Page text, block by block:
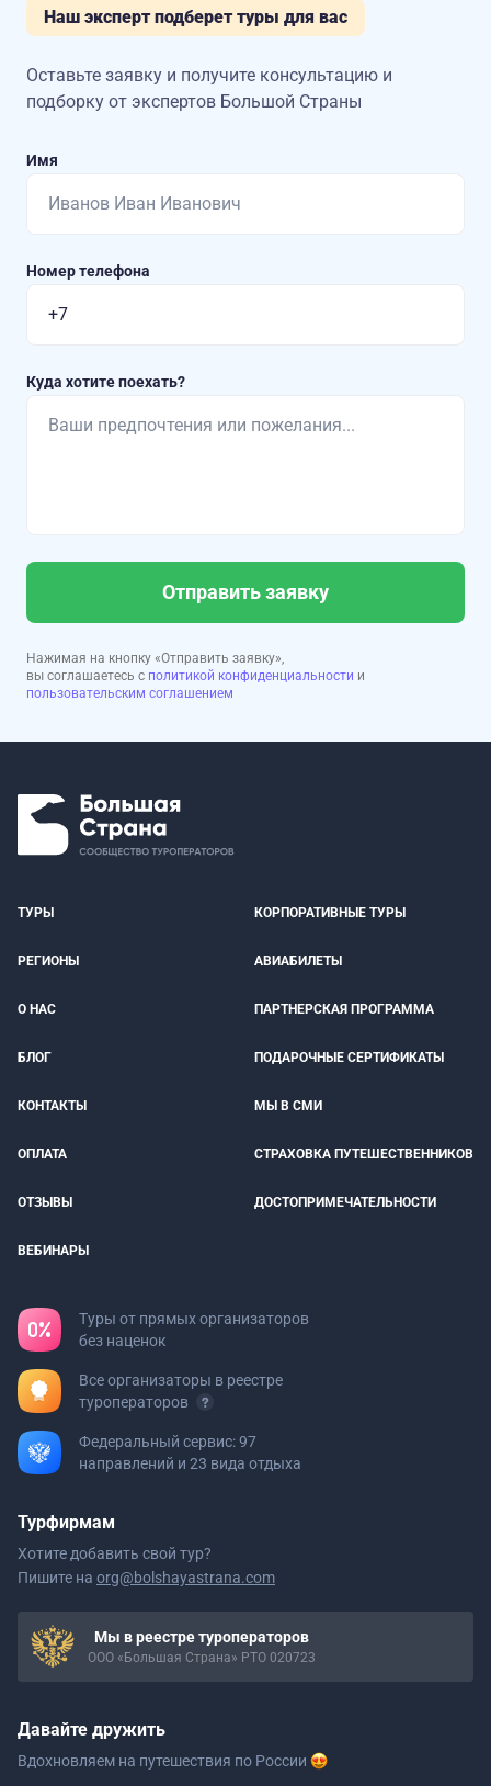
Наш эксперт подберет туры для вас
Оставьте заявку и получите консультацию и
подборку от экспертов Большой Страны
Имя
Номер телефона
Куда хотите поехать?
Отправить заявку
Нажимая на кнопку «Отправить заявку»,
вы соглашаетесь с политикой конфиденциальности и
пользовательским соглашением
ТУРЫ КОРПОРАТИВНЫЕ ТУРЫ
РЕГИОНЫ АВИАБИЛЕТЫ
О НАС ПАРТНЕРСКАЯ ПРОГРАММА
БЛОГ ПОДАРОЧНЫЕ СЕРТИФИКАТЫ
КОНТАКТЫ МЫ В СМИ
ОПЛАТА СТРАХОВКА ПУТЕШЕСТВЕННИКОВ
ОТЗЫВЫ ДОСТОПРИМЕЧАТЕЛЬНОСТИ
ВЕБИНАРЫ
Туры от прямых организаторов
без наценок
Все организаторы в реестре
туроператоров
Федеральный сервис: 97
направлений и 23 вида отдыха
Турфирмам
Хотите добавить свой тур?
Пишите на org@bolshayastrana.com
Мы в реестре туроператоров
ООО «Большая Страна» РТО 020723
Давайте дружить
Вдохновляем на путешествия по России